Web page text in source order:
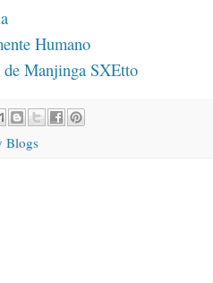
Humano
de Manjinga SXEtto
Blogs